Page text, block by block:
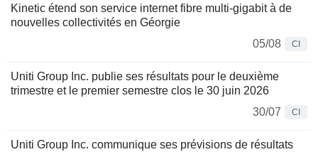
Kinetic étend son service internet fibre multi-gigabit à de
nouvelles collectivités en Géorgie
05/08
CI
Uniti Group Inc. publie ses résultats pour le deuxième
trimestre et le premier semestre clos le 30 juin 2026
30/07
CI
Uniti Group Inc. communique ses prévisions de résultats